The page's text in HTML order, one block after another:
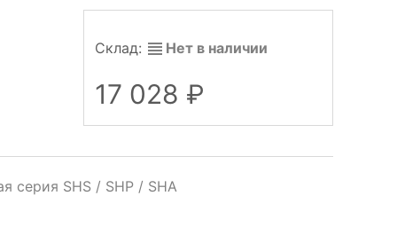
Склад: Нет в наличии
17 028
серия SHS / SHP / SHA